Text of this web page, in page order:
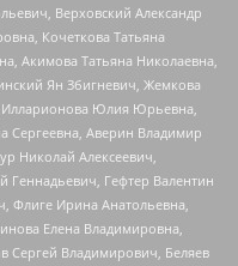
Верховский Александр
Кочеткова Татьяна
Акимова Татьяна Николаевна,
Ян Збигневич, Жемкова
Илларионова Юлия Юрьевна,
Сергеевна, Аверин Владимир
Николай Алексеевич,
Гефтер Валентин
Флиге Ирина Анатольевна,
Елена Владимировна,
Сергей Владимирович, Беляев